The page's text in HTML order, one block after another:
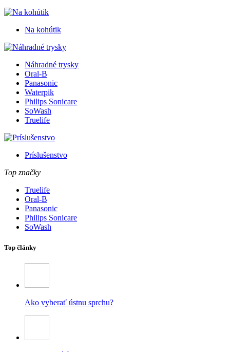
Na kohútik
Náhradné trysky
Oral-B
Panasonic
Waterpik
Philips Sonicare
SoWash
Truelife
Príslušenstvo
Top značky
Truelife
Oral-B
Panasonic
Philips Sonicare
SoWash
Top články
Ako vyberať ústnu sprchu?